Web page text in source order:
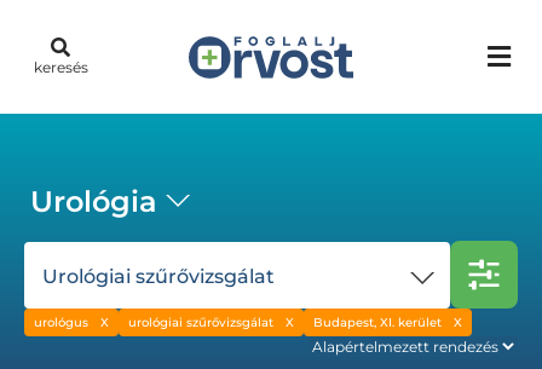
keresés
Urológia
Urológiai szűrővizsgálat
urológus urológiai szűrővizsgálat Budapest, XI. kerület